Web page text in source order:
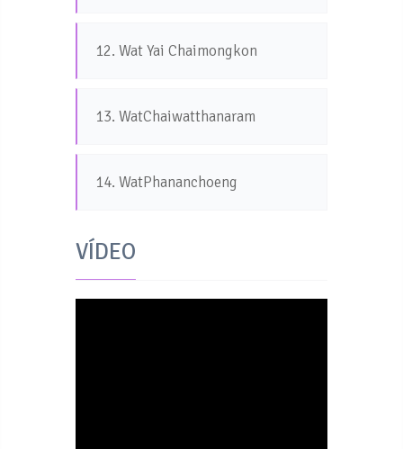
12. Wat Yai Chaimongkon
13. WatChaiwatthanaram
14. WatPhananchoeng
VÍDEO